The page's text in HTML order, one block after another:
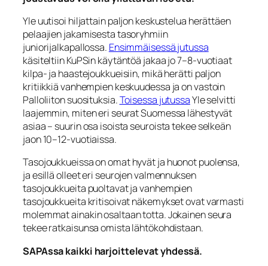
Yle uutisoi hiljattain paljon keskustelua herättäen
pelaajien jakamisesta tasoryhmiin
juniorijalkapallossa. Ensimmäisessä jutussa
käsiteltiin KuPSin käytäntöä jakaa jo 7–8-vuotiaat
kilpa- ja haastejoukkueisiin, mikä herätti paljon
kritiikkiä vanhempien keskuudessa ja on vastoin
Palloliiton suosituksia.Toisessa jutussaYle selvitti
laajemmin, miten eri seurat Suomessa lähestyvät
asiaa – suurin osa isoista seuroista tekee selkeän
jaon 10–12-vuotiaissa.
Tasojoukkueissa on omat hyvät ja huonot puolensa,
ja esillä olleet eri seurojen valmennuksen
tasojoukkueita puoltavat ja vanhempien
tasojoukkueita kritisoivat näkemykset ovat varmasti
molemmat ainakin osaltaan totta. Jokainen seura
tekee ratkaisunsa omista lähtökohdistaan.
SAPAssa kaikki harjoittelevat yhdessä.